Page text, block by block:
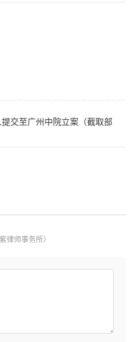
交至广州中院立案（截取部